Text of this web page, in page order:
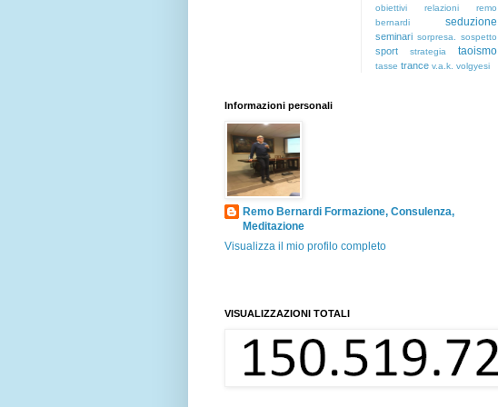
obiettivi
relazioni
remo
bernardi
seduzione
seminari sorpresa. sospetto
sport strategia taoismo
tasse trance v.a.k. volgyesi
Informazioni personali
Remo Bernardi Formazione, Consulenza,
Meditazione
Visualizza il mio profilo completo
VISUALIZZAZIONI TOTALI